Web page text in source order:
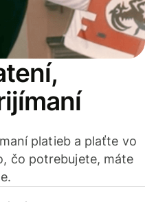
platieb a plaťte vo
čo potrebujete, máte